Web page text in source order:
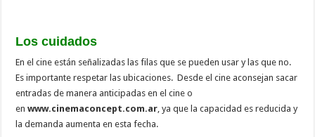
Los cuidados
En el cine están señalizadas las filas que se pueden usar y las que no.
Es importante respetar las ubicaciones. Desde el cine aconsejan sacar
entradas de manera anticipadas en el cine o
en www.cinemaconcept.com.ar , ya que la capacidad es reducida y
la demanda aumenta en esta fecha.